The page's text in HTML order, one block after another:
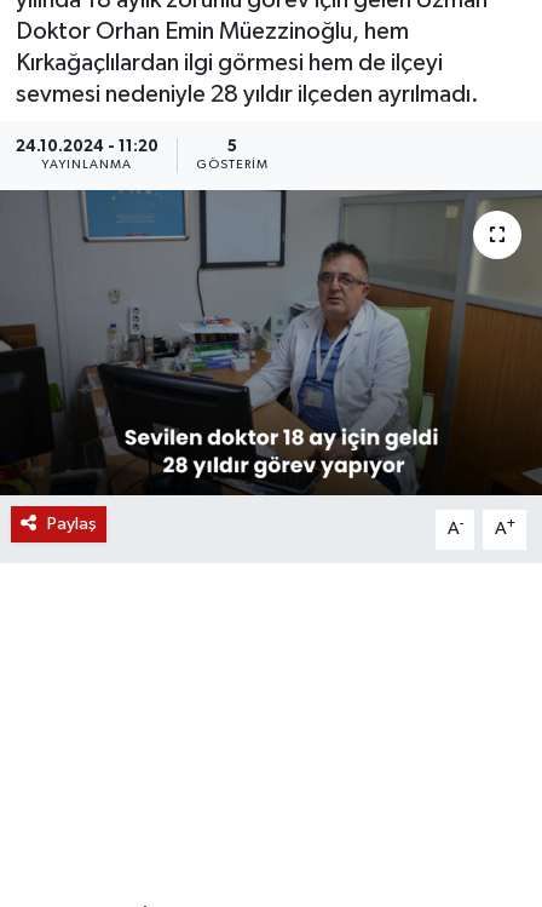
Doktor Orhan Emin Müezzinoğlu, hem
Kırkağaçlılardan ilgi görmesi hem de ilçeyi
sevmesi nedeniyle 28 yıldır ilçeden ayrılmadı.
24.10.2024 - 11:20
YAYINLANMA
5
GÖSTERIM
Paylaş A- A+
KÜLTÜR SANAT
YAŞAM
LIFE
SARIGÖL
SARUHANLI
SELENDİ
KIRKAĞAÇ
DEMİRCİ
GÖLMARMARA
GÖRDES
KÖPRÜBAŞI
SOMA
KÖPRÜBAŞI
KULA
SALİHLİ
SARIGÖL
SARUHANLI
ŞEHZADELER
SELENDİ
SOMA
TURGUTLU
EKONOMİ
EĞİTİM
KÜLTÜR SANAT
SPOR
YAŞAM
BİLİM VE TEKNOLOJİ
YAZARLAR
MANİSA'NIN YÖRESEL LEZZETLERİ